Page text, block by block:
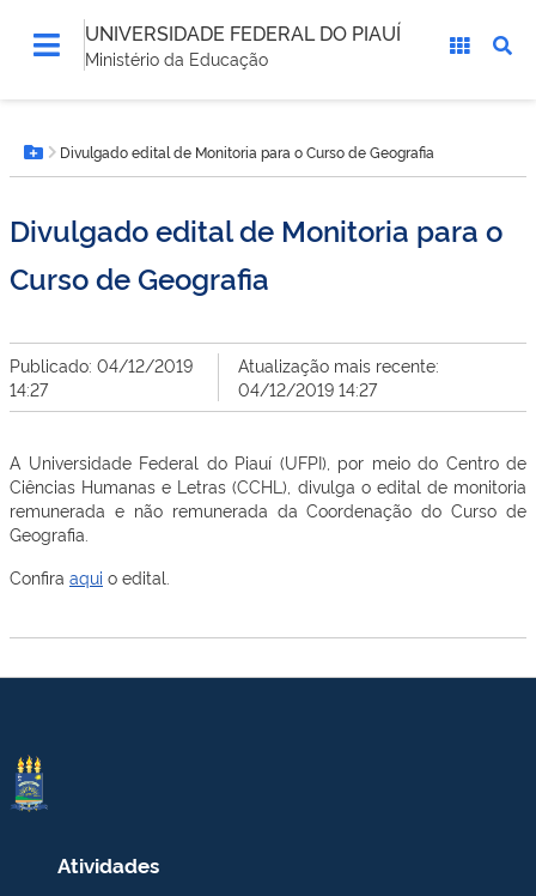
UNIVERSIDADE FEDERAL DO PIAUÍ
Ministério da Educação
está
aqui:Botão Menu
Divulgado edital de Monitoria para o Curso de Geografia
Divulgado edital de Monitoria para o
Curso de Geografia
Publicado: 04/12/2019
14:27
Atualização mais recente:
04/12/2019 14:27
A Universidade Federal do Piauí (UFPI), por meio do Centro de
Ciências Humanas e Letras (CCHL), divulga o edital de monitoria
remunerada e não remunerada da Coordenação do Curso de
Geografia.
Confira aqui o edital.
Atividades